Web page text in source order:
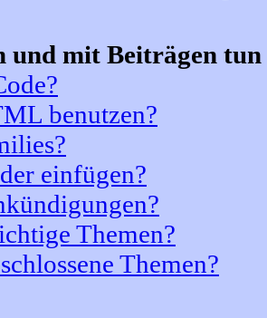
und mit Beiträgen
benutzen?
einfügen?
Themen?
Themen?